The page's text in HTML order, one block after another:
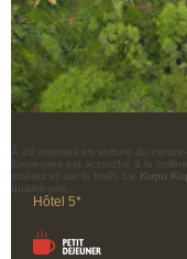
À 20 minutes en voiture du
luxueuses est accroché à la
rizières et sur la forêt. Le Kupu
qualité-prix.
Hôtel 5*